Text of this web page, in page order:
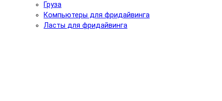
Груза
Компьютеры для фридайвинга
Ласты для фридайвинга